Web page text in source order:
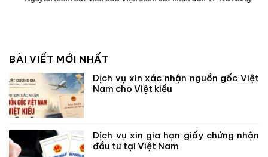
BÀI VIẾT MỚI NHẤT
Dịch vụ xin xác nhận nguồn gốc Việt
Nam cho Việt kiều
Dịch vụ xin gia hạn giấy chứng nhận
đầu tư tại Việt Nam